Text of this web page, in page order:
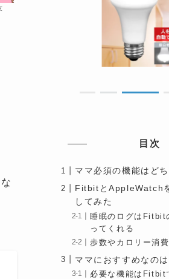
目次
ママ必須の機能はど
FitbitとAppleWatch
してみた
睡眠のログはFitbit
ってくれる
歩数やカロリー消
ママにおすすめなの
必要な機能はFitbit